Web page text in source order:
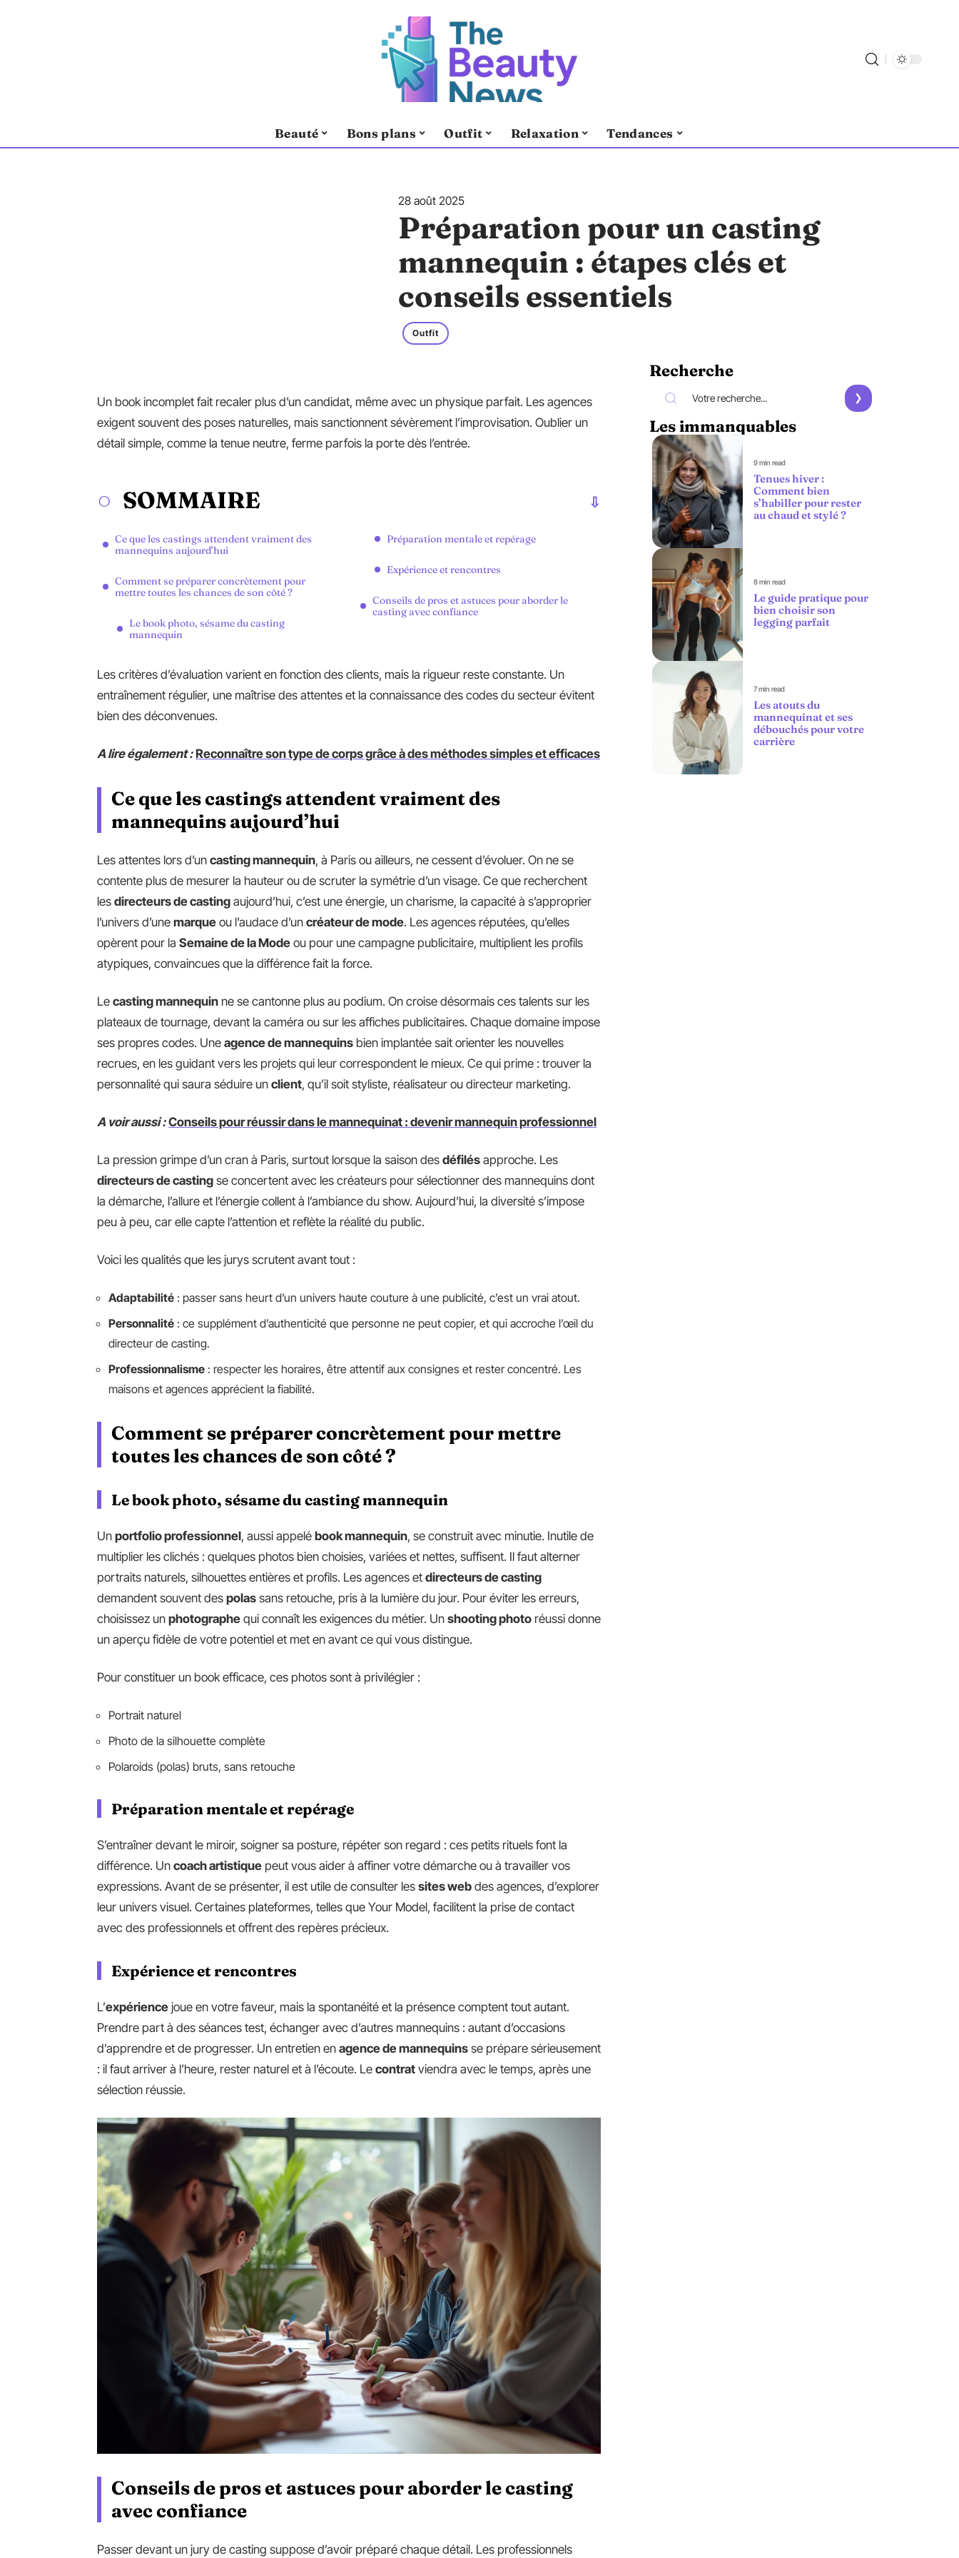
Beauté Bons plans Outfit Relaxation Tendances
28 août 2025
Préparation pour un casting
mannequin : étapes clés et
conseils essentiels
Outfit
Un book incomplet fait recaler plus d’un candidat, même avec un physique parfait. Les agences
exigent souvent des poses naturelles, mais sanctionnent sévèrement l’improvisation. Oublier un
détail simple, comme la tenue neutre, ferme parfois la porte dès l’entrée.
SOMMAIRE
Ce que les castings attendent vraiment des
mannequins aujourd’hui
Comment se préparer concrètement pour
mettre toutes les chances de son côté ?
Le book photo, sésame du casting
mannequin
Préparation mentale et repérage
Expérience et rencontres
Conseils de pros et astuces pour aborder le
casting avec confiance
Les critères d’évaluation varient en fonction des clients, mais la rigueur reste constante. Un
entraînement régulier, une maîtrise des attentes et la connaissance des codes du secteur évitent
bien des déconvenues.
A lire également : Reconnaître son type de corps grâce à des méthodes simples et efficaces
Ce que les castings attendent vraiment des
mannequins aujourd’hui
Les attentes lors d’un casting mannequin, à Paris ou ailleurs, ne cessent d’évoluer. On ne se
contente plus de mesurer la hauteur ou de scruter la symétrie d’un visage. Ce que recherchent
les directeurs de casting aujourd’hui, c’est une énergie, un charisme, la capacité à s’approprier
l’univers d’une marque ou l’audace d’un créateur de mode. Les agences réputées, qu’elles
opèrent pour la Semaine de la Mode ou pour une campagne publicitaire, multiplient les profils
atypiques, convaincues que la différence fait la force.
Le casting mannequin ne se cantonne plus au podium. On croise désormais ces talents sur les
plateaux de tournage, devant la caméra ou sur les affiches publicitaires. Chaque domaine impose
ses propres codes. Une agence de mannequins bien implantée sait orienter les nouvelles
recrues, en les guidant vers les projets qui leur correspondent le mieux. Ce qui prime : trouver la
personnalité qui saura séduire un client, qu’il soit styliste, réalisateur ou directeur marketing.
A voir aussi : Conseils pour réussir dans le mannequinat : devenir mannequin professionnel
La pression grimpe d’un cran à Paris, surtout lorsque la saison des défilés approche. Les
directeurs de casting se concertent avec les créateurs pour sélectionner des mannequins dont
la démarche, l’allure et l’énergie collent à l’ambiance du show. Aujourd’hui, la diversité s’impose
peu à peu, car elle capte l’attention et reflète la réalité du public.
Voici les qualités que les jurys scrutent avant tout :
Adaptabilité : passer sans heurt d’un univers haute couture à une publicité, c’est un vrai atout.
Personnalité : ce supplément d’authenticité que personne ne peut copier, et qui accroche l’œil du
directeur de casting.
Professionnalisme : respecter les horaires, être attentif aux consignes et rester concentré. Les
maisons et agences apprécient la fiabilité.
Comment se préparer concrètement pour mettre
toutes les chances de son côté ?
Le book photo, sésame du casting mannequin
Un portfolio professionnel, aussi appelé book mannequin, se construit avec minutie. Inutile de
multiplier les clichés : quelques photos bien choisies, variées et nettes, suffisent. Il faut alterner
portraits naturels, silhouettes entières et profils. Les agences et directeurs de casting
demandent souvent des polas sans retouche, pris à la lumière du jour. Pour éviter les erreurs,
choisissez un photographe qui connaît les exigences du métier. Un shooting photo réussi donne
un aperçu fidèle de votre potentiel et met en avant ce qui vous distingue.
Pour constituer un book efficace, ces photos sont à privilégier :
Portrait naturel
Photo de la silhouette complète
Polaroids (polas) bruts, sans retouche
Préparation mentale et repérage
S’entraîner devant le miroir, soigner sa posture, répéter son regard : ces petits rituels font la
différence. Un coach artistique peut vous aider à affiner votre démarche ou à travailler vos
expressions. Avant de se présenter, il est utile de consulter les sites web des agences, d’explorer
leur univers visuel. Certaines plateformes, telles que Your Model, facilitent la prise de contact
avec des professionnels et offrent des repères précieux.
Expérience et rencontres
L’expérience joue en votre faveur, mais la spontanéité et la présence comptent tout autant.
Prendre part à des séances test, échanger avec d’autres mannequins : autant d’occasions
d’apprendre et de progresser. Un entretien en agence de mannequins se prépare sérieusement
: il faut arriver à l’heure, rester naturel et à l’écoute. Le contrat viendra avec le temps, après une
sélection réussie.
Conseils de pros et astuces pour aborder le casting
avec confiance
Passer devant un jury de casting suppose d’avoir préparé chaque détail. Les professionnels
Recherche
Les immanquables
9 min read
Tenues hiver :
Comment bien
s’habiller pour rester
au chaud et stylé ?
8 min read
Le guide pratique pour
bien choisir son
legging parfait
7 min read
Les atouts du
mannequinat et ses
débouchés pour votre
carrière